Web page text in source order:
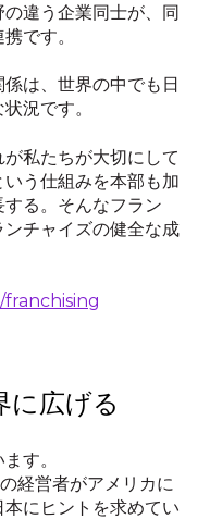
違う企業同士が、同
です。
は、世界の中でも日
況です。
が私たちが大切にして
う仕組みを本部も加
る。そんなフラン
チャイズの健全な成
franchising
に広げる
す。
経営者がアメリカに
にヒントを求めてい